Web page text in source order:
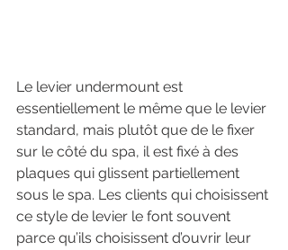
Le levier undermount est
essentiellement le même que le levier
standard, mais plutôt que de le fixer
sur le côté du spa, il est fixé à des
plaques qui glissent partiellement
sous le spa. Les clients qui choisissent
ce style de levier le font souvent
parce qu’ils choisissent d’ouvrir leur